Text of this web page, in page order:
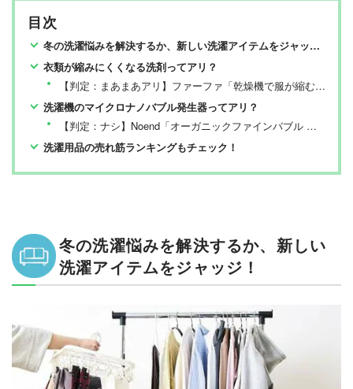
目次
冬の洗濯悩みを解決するか、新しい洗濯アイテムをジャッジ！
衣類が縮みにくくなる洗剤ってアリ？
【判定：まあまあアリ】ファーファ「乾燥機で服が縮むのを防ぐ洗剤」
洗濯機のマイクロナノバブル発生器ってアリ？
【判定：ナシ】Noend「オーガニックファインバブル 洗濯機アダプター」
洗濯用品の売れ筋ランキングもチェック！
冬の洗濯悩みを解決するか、新しい
洗濯アイテムをジャッジ！